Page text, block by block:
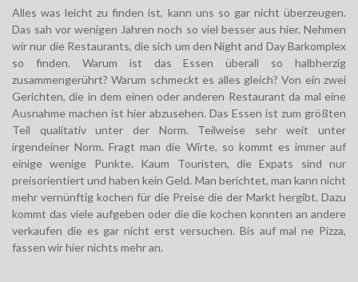
Alles was leicht zu finden ist, kann uns so gar nicht überzeugen.
Das sah vor wenigen Jahren noch so viel besser aus hier. Nehmen
wir nur die Restaurants, die sich um den Night and Day Barkomplex
so finden. Warum ist das Essen überall so halbherzig
zusammengerührt? Warum schmeckt es alles gleich? Von ein zwei
Gerichten, die in dem einen oder anderen Restaurant da mal eine
Ausnahme machen ist hier abzusehen. Das Essen ist zum größten
Teil qualitativ unter der Norm. Teilweise sehr weit unter
irgendeiner Norm. Fragt man die Wirte, so kommt es immer auf
einige wenige Punkte. Kaum Touristen, die Expats sind nur
preisorientiert und haben kein Geld. Man berichtet, man kann nicht
mehr vernünftig kochen für die Preise die der Markt hergibt. Dazu
kommt das viele aufgeben oder die die kochen konnten an andere
verkaufen die es gar nicht erst versuchen. Bis auf mal ne Pizza,
fassen wir hier nichts mehr an.